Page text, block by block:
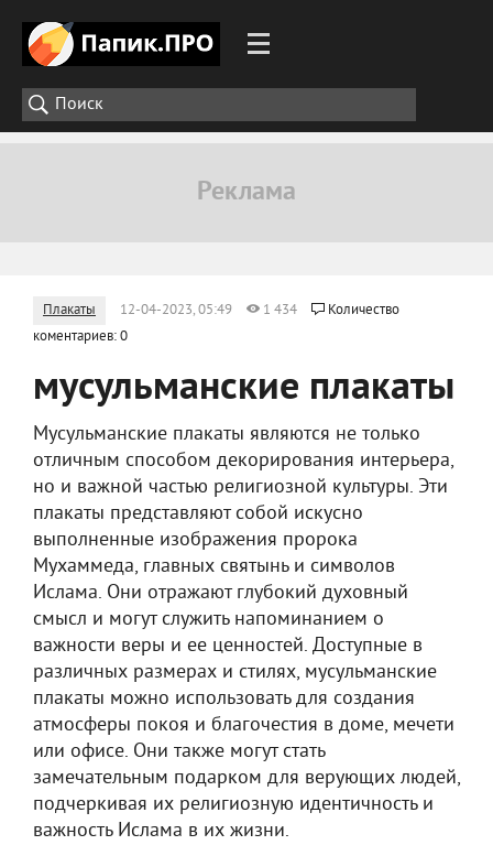
Плакаты 12-04-2023, 05:49 1 434
Количество
коментариев: 0
мусульманские плакаты
Мусульманские плакаты являются не только
отличным способом декорирования интерьера,
но и важной частью религиозной культуры. Эти
плакаты представляют собой искусно
выполненные изображения пророка
Мухаммеда, главных святынь и символов
Ислама. Они отражают глубокий духовный
смысл и могут служить напоминанием о
важности веры и ее ценностей. Доступные в
различных размерах и стилях, мусульманские
плакаты можно использовать для создания
атмосферы покоя и благочестия в доме, мечети
или офисе. Они также могут стать
замечательным подарком для верующих людей,
подчеркивая их религиозную идентичность и
важность Ислама в их жизни.